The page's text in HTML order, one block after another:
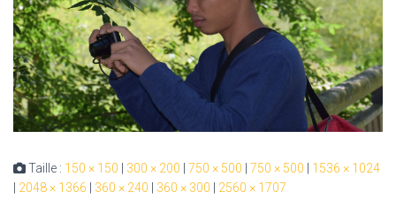
Taille : 150 × 150 300 × 200 750 × 500 750 × 500
1536 × 1024
2048 × 1366 360 × 240 360 × 300 2560 × 1707